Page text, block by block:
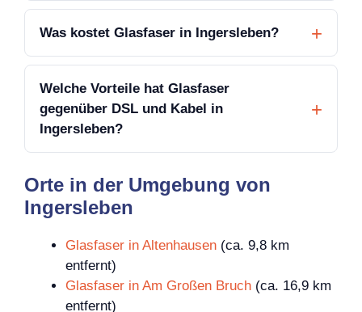
Was kostet Glasfaser in Ingersleben?
Welche Vorteile hat Glasfaser
gegenüber DSL und Kabel in
Ingersleben?
Orte in der Umgebung von
Ingersleben
Glasfaser in Altenhausen (ca. 9,8 km
entfernt)
Glasfaser in Am Großen Bruch (ca. 16,9 km
entfernt)